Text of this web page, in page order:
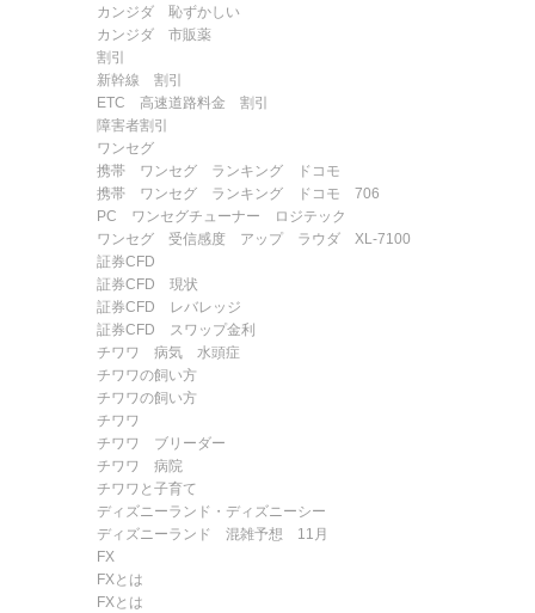
カンジダ 恥ずかしい
カンジダ 市販薬
割引
新幹線 割引
ETC 高速道路料金 割引
障害者割引
ワンセグ
携帯 ワンセグ ランキング ドコモ
携帯 ワンセグ ランキング ドコモ 706
PC ワンセグチューナー ロジテック
ワンセグ 受信感度 アップ ラウダ XL-7100
証券CFD
証券CFD 現状
証券CFD レバレッジ
証券CFD スワップ金利
チワワ 病気 水頭症
チワワの飼い方
チワワの飼い方
チワワ
チワワ ブリーダー
チワワ 病院
チワワと子育て
ディズニーランド・ディズニーシー
ディズニーランド 混雑予想 11月
FX
FXとは
FXとは